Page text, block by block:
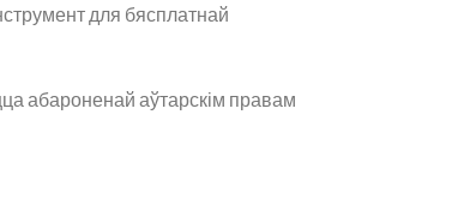
для бясплатнай
абароненай аўтарскім правам